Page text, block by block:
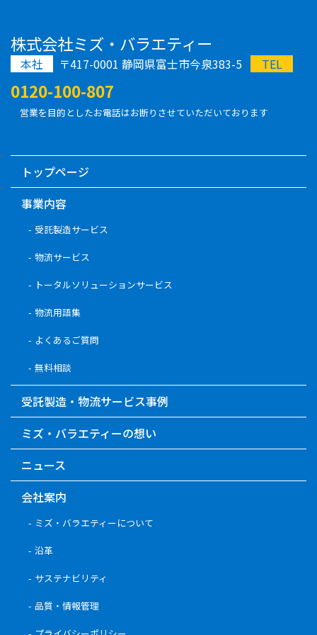
株式会社ミズ・バラエティー
本社 〒417-0001 静岡県富士市今泉383-5 TEL
0120-100-807
営業を目的としたお電話はお断りさせていただいております
トップページ
事業内容
受託製造サービス
物流サービス
トータルソリューションサービス
物流用語集
よくあるご質問
無料相談
受託製造・物流サービス事例
ミズ・バラエティーの想い
ニュース
会社案内
ミズ・バラエティーについて
沿革
サステナビリティ
品質・情報管理